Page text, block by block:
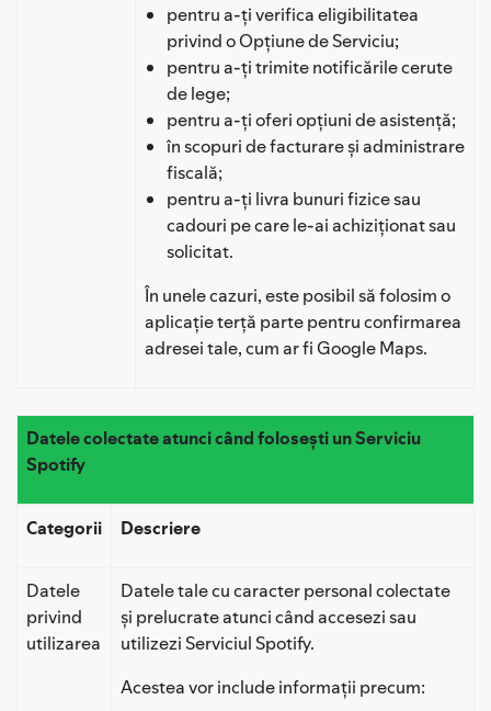
pentru a-ți verifica eligibilitatea
privind o Opțiune de Serviciu;
pentru a-ți trimite notificările cerute
de lege;
pentru a-ți oferi opțiuni de asistență;
în scopuri de facturare și administrare
fiscală;
pentru a-ți livra bunuri fizice sau
cadouri pe care le-ai achiziționat sau
solicitat.
În unele cazuri, este posibil să folosim o
aplicație terță parte pentru confirmarea
adresei tale, cum ar fi Google Maps.
Datele colectate atunci când folosești un Serviciu
Spotify
Categorii Descriere
Datele
privind
utilizarea
Datele tale cu caracter personal colectate
și prelucrate atunci când accesezi sau
utilizezi Serviciul Spotify.
Acestea vor include informații precum: